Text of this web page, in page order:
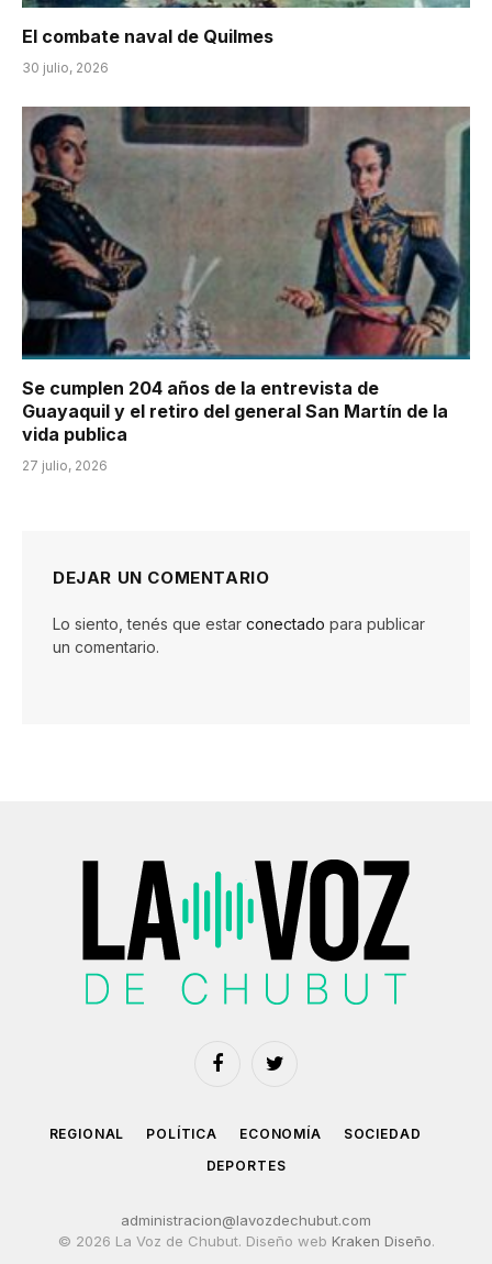
El combate naval de Quilmes
30 julio, 2026
Se cumplen 204 años de la entrevista de
Guayaquil y el retiro del general San Martín de la
vida publica
27 julio, 2026
DEJAR UN COMENTARIO
Lo siento, tenés que estar conectado para publicar
un comentario.
FacebookTwitter
REGIONAL POLÍTICA ECONOMÍA
SOCIEDAD
DEPORTES
administracion@lavozdechubut.com
© 2026 La Voz de Chubut. Diseño web Kraken Diseño.